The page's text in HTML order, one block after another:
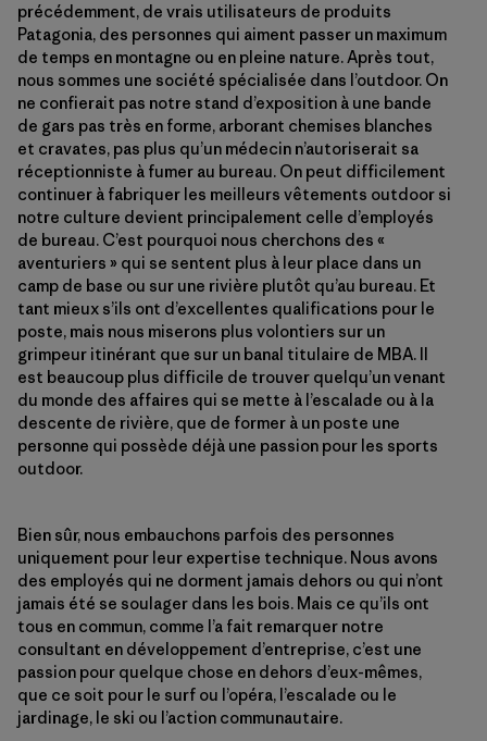
précédemment, de vrais utilisateurs de produits
Patagonia, des personnes qui aiment passer un maximum
de temps en montagne ou en pleine nature. Après tout,
nous sommes une société spécialisée dans l’outdoor. On
ne confierait pas notre stand d’exposition à une bande
de gars pas très en forme, arborant chemises blanches
et cravates, pas plus qu’un médecin n’autoriserait sa
réceptionniste à fumer au bureau. On peut difficilement
continuer à fabriquer les meilleurs vêtements outdoor si
notre culture devient principalement celle d’employés
de bureau. C’est pourquoi nous cherchons des «
aventuriers » qui se sentent plus à leur place dans un
camp de base ou sur une rivière plutôt qu’au bureau. Et
tant mieux s’ils ont d’excellentes qualifications pour le
poste, mais nous miserons plus volontiers sur un
grimpeur itinérant que sur un banal titulaire de MBA. Il
est beaucoup plus difficile de trouver quelqu’un venant
du monde des affaires qui se mette à l’escalade ou à la
descente de rivière, que de former à un poste une
personne qui possède déjà une passion pour les sports
outdoor.
Bien sûr, nous embauchons parfois des personnes
uniquement pour leur expertise technique. Nous avons
des employés qui ne dorment jamais dehors ou qui n’ont
jamais été se soulager dans les bois. Mais ce qu’ils ont
tous en commun, comme l’a fait remarquer notre
consultant en développement d’entreprise, c’est une
passion pour quelque chose en dehors d’eux-mêmes,
que ce soit pour le surf ou l’opéra, l’escalade ou le
jardinage, le ski ou l’action communautaire.